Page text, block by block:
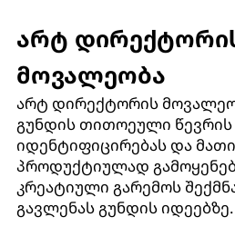
არტ
მოვალეობა
არტ დირექტორის
გუნდის თითოეული
იდენტიფიცირებას და
პროდუქტიულად
კრეატიული გარემოს
გავლენას გუნდის იდეებზე.